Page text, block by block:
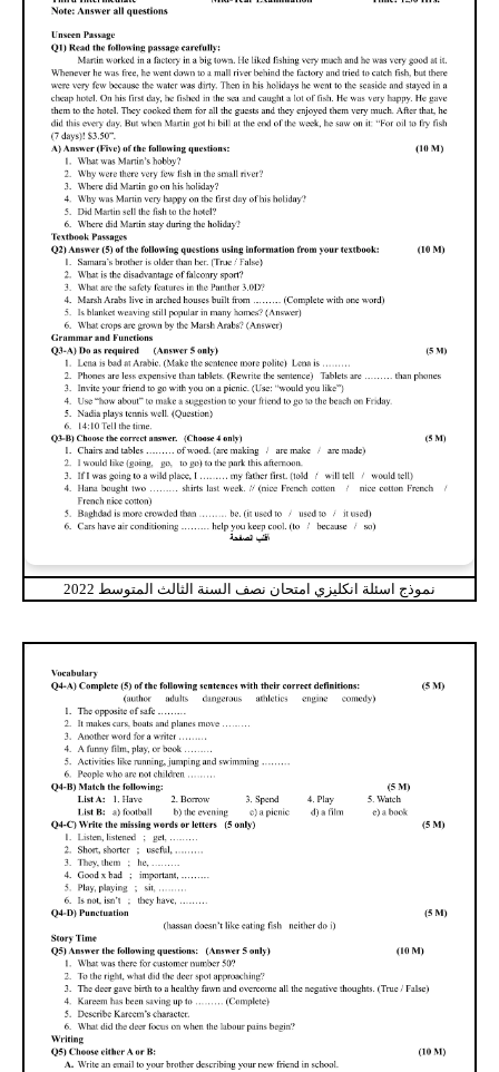
نموذج اسئلة انكليزي امتحان نصف السنة الثالث المتوسط 2022